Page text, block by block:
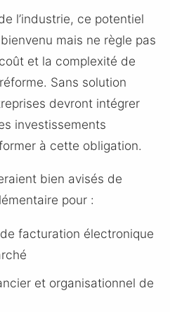
l’industrie, ce potentiel
mais ne règle pas
et la complexité de
Sans solution
devront intégrer
investissements
à cette obligation.
bien avisés de
pour :
facturation électronique
et organisationnel de